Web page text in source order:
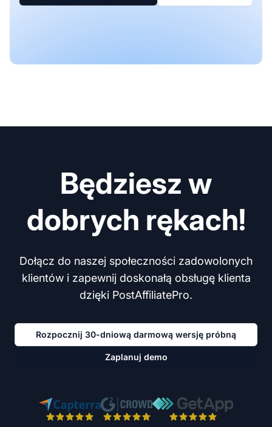
Będziesz w
dobrych rękach!
Dołącz do naszej społeczności zadowolonych
klientów i zapewnij doskonałą obsługę klienta
dzięki PostAffiliatePro.
Rozpocznij 30-dniową darmową wersję próbną
Zaplanuj demo